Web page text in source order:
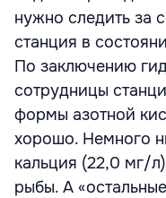
нужно следить за
станция в
По заключению
сотрудницы
формы азотной
хорошо. Немного
кальция (22,0 мг/
рыбы. А